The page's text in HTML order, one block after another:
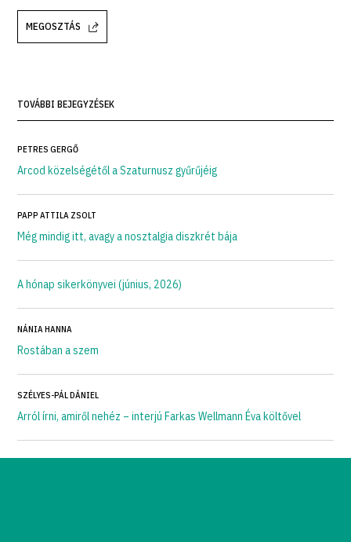
MEGOSZTÁS
TOVÁBBI BEJEGYZÉSEK
PETRES GERGŐ
Arcod közelségétől a Szaturnusz gyűrűjéig
PAPP ATTILA ZSOLT
Még mindig itt, avagy a nosztalgia diszkrét bája
A hónap sikerkönyvei (június, 2026)
NÁNIA HANNA
Rostában a szem
SZÉLYES-PÁL DÁNIEL
Arról írni, amiről nehéz – interjú Farkas Wellmann Éva költővel